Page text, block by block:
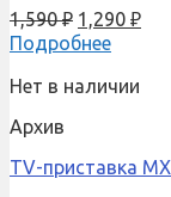
1,590₽ 1,290 ₽
Подробнее
Нет в наличии
Архив
TV-приставка